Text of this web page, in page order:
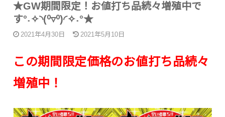
★GW期間限定！お値打ち品続々増殖中で
す°˖✧◝(⁰▿⁰)◜✧˖°★
2021年4月30日 2021年5月10日
この期間限定価格のお値打ち品続々
増殖中！